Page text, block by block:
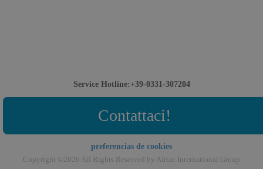
Service Hotline:+39-0331-307204
Contattaci!
preferencias de cookies
Copyright ©2026 All Rights Reserved by Airtac International Group